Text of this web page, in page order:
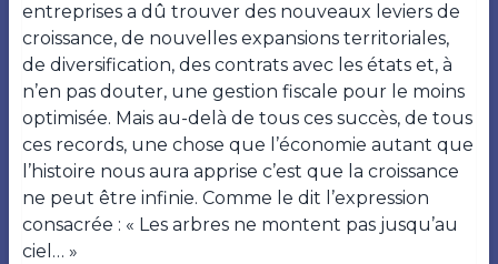
entreprises a dû trouver des nouveaux leviers de
croissance, de nouvelles expansions territoriales,
de diversification, des contrats avec les états et, à
n’en pas douter, une gestion fiscale pour le moins
optimisée. Mais au-delà de tous ces succès, de tous
ces records, une chose que l’économie autant que
l’histoire nous aura apprise c’est que la croissance
ne peut être infinie. Comme le dit l’expression
consacrée : « Les arbres ne montent pas jusqu’au
ciel… »